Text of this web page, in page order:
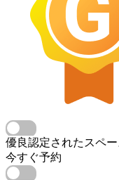
優良認定されたスペ
今すぐ予約